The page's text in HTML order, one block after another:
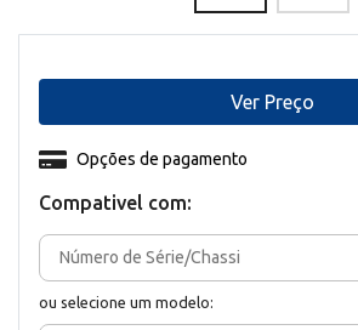
Compativel com:
ou selecione um modelo:
Opções de pagamento
Ver Preço